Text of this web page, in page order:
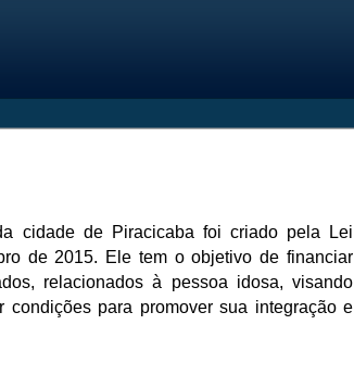
cidade de Piracicaba foi criado pela Lei
de 2015. Ele tem o objetivo de financiar
relacionados à pessoa idosa, visando
para promover sua integração e